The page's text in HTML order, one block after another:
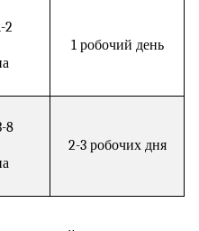
2
1 робочий день
8
2-3 робочих дня